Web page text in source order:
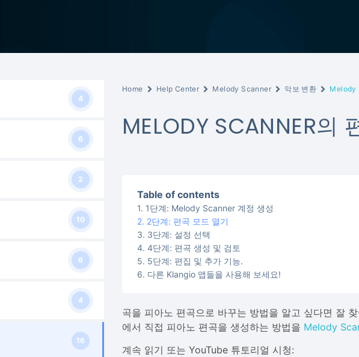
4
6
2
10
6
4
16
Home Help Center Melody Scanner 악보 변환 Melody
MELODY SCANNER의
Table of contents
1단계: Melody Scanner 계정 생성
2단계: 편곡 모드 열기
3단계: 설정 선택
4단계: 편곡 생성 및 검토
5단계: 편집 및 추가 기능.
다른 Klangio 앱들을 사용해 보세요!
곡을 피아노 편곡으로 바꾸는 방법을 알고 싶다면 잘
에서 직접 피아노 편곡을 생성하는 방법을 Melody
계속 읽기 또는 YouTube 튜토리얼 시청: